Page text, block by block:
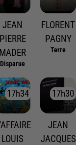
JEAN
PIERRE
MADER
Disparue
FLORENT
PAGNY
Terre
17h34
17h34
LOUIS
17h30
17h30
JEAN
JACQUES